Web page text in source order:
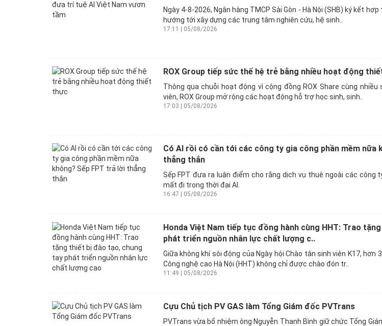
Ngày 4-8-2026, Ngân hàng TMCP Sài Gòn - Hà Nội (SHB) ký kết
hướng tới xây dựng các trung tâm nghiên cứu, hệ sinh..
17:11 | 05/08/2026
ROX Group tiếp sức thế hệ trẻ bằng nhiều hoạt động
Thông qua chuỗi hoạt động vì cộng đồng ROX Share cùng
viên, ROX Group mở rộng các hoạt động hỗ trợ học sinh, sinh..
17:03 | 05/08/2026
Có AI rồi có cần tới các công ty gia công phần mềm nữa
thẳng thắn
Sếp FPT đưa ra luận điểm cho rằng dịch vụ thuê ngoài các công
mất đi trong thời đại AI.
16:47 | 05/08/2026
Honda Việt Nam tiếp tục đồng hành cùng HHT: Trao
phát triển nguồn nhân lực chất lượng c..
Giữa không khí sôi động của Ngày hội Chào tân sinh viên K17, hơn
Công nghệ cao Hà Nội (HHT) không chỉ được chào đón tr..
11:49 | 05/08/2026
Cựu Chủ tịch PV GAS làm Tổng Giám đốc PVTrans
PVTrans vừa bổ nhiệm ông Nguyễn Thanh Bình giữ chức Tổng